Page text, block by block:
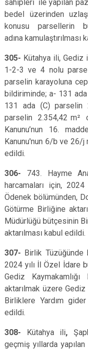
sahipleri ile yapılan
bedel üzerinden
konusu parsellerin
adına kamulaştırılması
305- Kütahya ili, Gediz
1-2-3 ve 4 nolu
parselin karayoluna
bildiriminde; a- 131
131 ada (C) parselin
parselin 2.354,42 m²
Kanunu’nun 16.
Kanunu'nun 6/b ve 26/j
edildi.
306- 743. Hayme
harcamaları için,
Ödenek bölümünden,
Götürme Birliğine
Müdürlüğü bütçesinin
aktarılması kabul edildi.
307- Birlik Tüzüğünde
2024 yılı İl Özel İdare
Gediz
aktarılmak üzere
Birliklere Yardım
edildi.
308- Kütahya ili,
geçmiş yıllarda yapılan